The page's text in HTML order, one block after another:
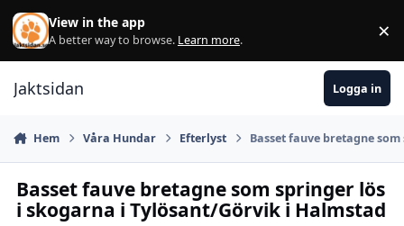
Hoppa till innehåll
View in the app
A better way to browse. Learn more. ×
Jaktsidan Logga in
Hem Våra Hundar Efterlyst Basset fauve bretagne
Basset fauve bretagne som springer lös
i skogarna i Tylösant/Görvik i Halmstad